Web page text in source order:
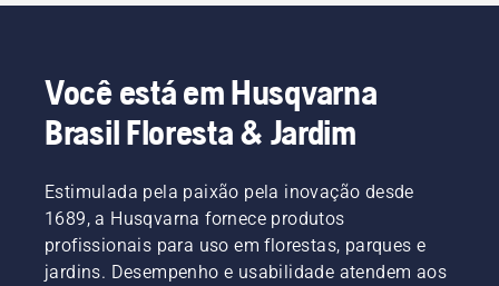
Você está em Husqvarna
Brasil Floresta & Jardim
Estimulada pela paixão pela inovação desde
1689, a Husqvarna fornece produtos
profissionais para uso em florestas, parques e
jardins. Desempenho e usabilidade atendem aos